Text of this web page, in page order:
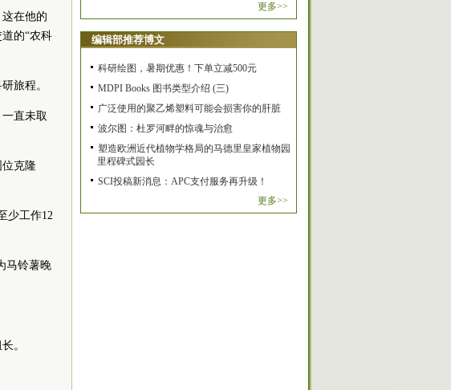
在他的
的“农科
旅程。
直未取
克隆
少工作12
马铃薯晚
。
更多>>
编辑部推荐博文
科研绘图，暑期优惠！下单立减500元
MDPI Books 图书类型介绍 (三)
广泛使用的聚乙烯塑料可能会损害你的肝脏
波尔图：杜罗河畔的惊魂与治愈
塑造欧洲近代植物学格局的马德里皇家植物园
里程碑式园长
SCI投稿新消息：APC支付服务再升级！
更多>>